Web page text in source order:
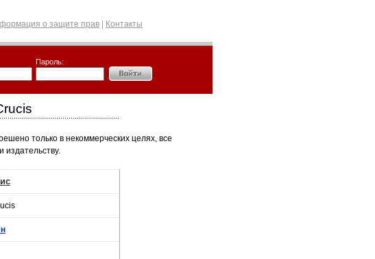
о защите прав Контакты
Пароль:
только в некоммерческих целях, все
издательству.